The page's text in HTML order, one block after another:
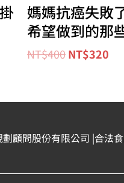
媽媽抗癌失敗
希望做到的那
NT$400NT$320
顧問股份有限公司 |合法